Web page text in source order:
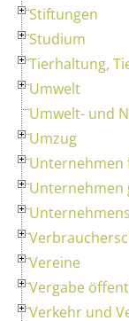
Stiftungen
Studium
Tierhaltung,
Umwelt
Umwelt- und
Umzug
Unternehmen
Unternehmen
Vereine
Vergabe
Verkehr und